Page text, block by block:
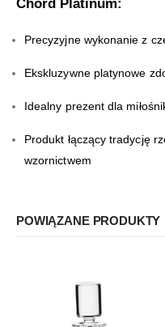
Chord Platinum:
Precyzyjne wykonanie z
Ekskluzywne platynowe
Idealny prezent dla
Produkt łączący tradycję
wzornictwem
POWIĄZANE PRODUKTY